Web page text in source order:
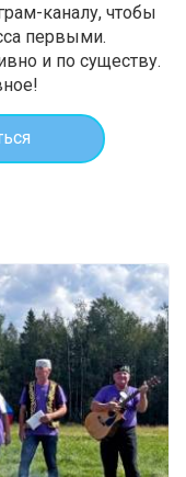
каналу, чтобы
первыми.
и по существу.